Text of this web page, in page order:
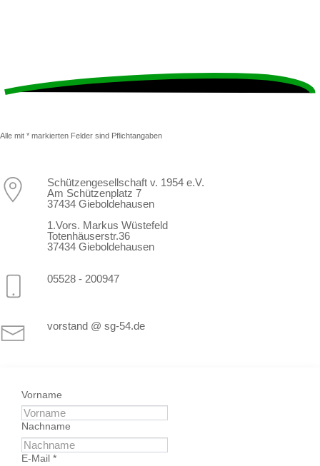
Alle mit * markierten Felder sind Pflichtangaben
Schützengesellschaft v. 1954 e.V.
Am Schützenplatz 7
37434 Gieboldehausen
1.Vors. Markus Wüstefeld
Totenhäuserstr.36
37434 Gieboldehausen
05528 - 200947
vorstand @ sg-54.de
Vorname
Nachname
E-Mail *